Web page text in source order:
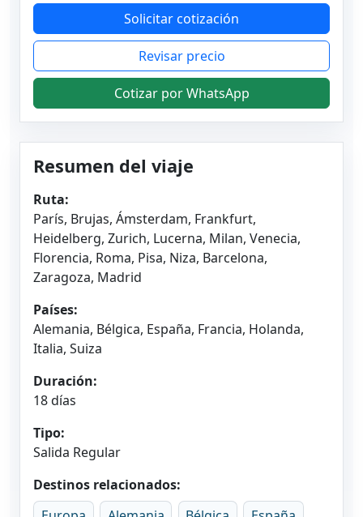
Resumen del viaje
Ruta:
París, Brujas, Ámsterdam, Frankfurt,
Heidelberg, Zurich, Lucerna, Milan, Venecia,
Florencia, Roma, Pisa, Niza, Barcelona,
Zaragoza, Madrid
Países:
Alemania, Bélgica, España, Francia, Holanda,
Italia, Suiza
Duración:
18 días
Tipo:
Salida Regular
Destinos relacionados:
Solicitar cotización
Revisar precio
Cotizar por WhatsApp